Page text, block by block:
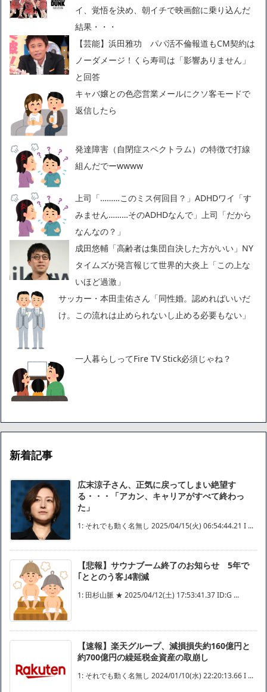
イ、覚悟を決め、朝イチで映画館に乗り込んだ
結果・・・
【芸能】浜田雅功 パパ活不倫報道もCM契約は
ノーダメージ！くら寿司は「影響ありません」
と回答
キャバ嬢との色恋営業メールにクソ客モードで
返信したら
発達障害（自閉症スペクトラム）の特徴で打線
組んだでーwwww
上司「………このミス何回目？」ADHDワイ「す
みません………そのADHDなんで」上司「だから
なんなの？」
成田悠輔「高齢者は集団自決した方がいい」NY
タイムズが発言報じて世界的大炎上「この上な
いほど過激」
サッカー・本田圭佑さん「同性婚。認めればいいだ
け。この流れは止められないし止める必要もない」
一人暮らしってFire TV Stick必須じゃね？
新着記事
広末涼子さん、正気に戻ってしまい絶望す
る・・・「アカン、キャリアがすべて終わっ
た」
1: それでも動く名無し 2025/04/15(火) 06:54:44.21 I ...
【悲報】サウナブーム終了のお知らせ 5年で
｢ととのう客｣4割減
1: 田杉山脈 ★ 2025/04/12(土) 17:53:41.37 ID:G ...
【速報】楽天グループ、減損損失約160億円と
約700億円の繰延税金資産の取崩し
1: それでも動く名無し 2024/01/10(水) 22:20:13.66 I ...